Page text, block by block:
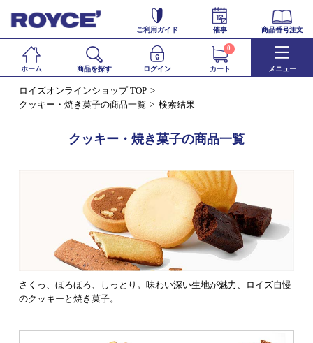
ご利用ガイド 催事 商品番号注文
ホーム 商品を探す ログイン カート
0
メニュー
ロイズオンラインショップ TOP
クッキー・焼き菓子の商品一覧
検索結果
クッキー・焼き菓子の商品一覧
さくっ、ほろほろ、しっとり。味わい深い生地が魅力、ロイズ自慢
のクッキーと焼き菓子。